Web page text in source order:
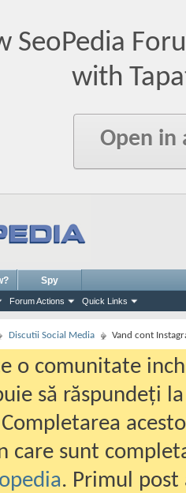
SeoPedia
with
Open in
Forum Actions Quick Links
Spy
Discutii Social Media Vand cont
o comunitate
să răspundeți
care sunt
. Primul